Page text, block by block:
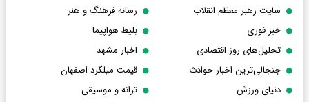
سایت رهبر معظم انقلاب
رسانه فرهنگ و هنر
خبر فوری
بلیط هواپیما
تحلیل‌های روز اقتصادی
اخبار مشهد
جنجالی‌ترین اخبار حوادث
قیمت میلگرد اصفهان
دنیای ورزش
ترانه و موسیقی